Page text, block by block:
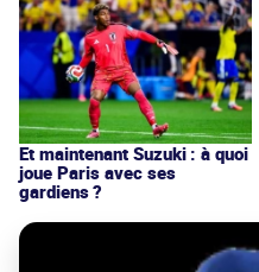
Et maintenant Suzuki : à quoi
joue Paris avec ses
gardiens ?